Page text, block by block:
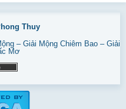
– Giải Mộng Chiêm Bao – Giải
Mơ